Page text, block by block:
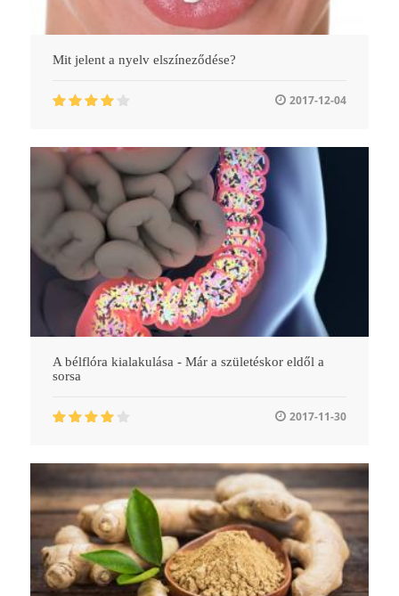
Mit jelent a nyelv elszíneződése?
2017-12-04
A bélflóra kialakulása - Már a születéskor eldől a
sorsa
2017-11-30